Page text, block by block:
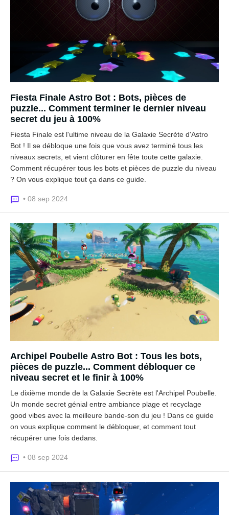
Fiesta Finale Astro Bot : Bots, pièces de
puzzle... Comment terminer le dernier niveau
secret du jeu à 100%
Fiesta Finale est l'ultime niveau de la Galaxie Secrète d'Astro
Bot ! Il se débloque une fois que vous avez terminé tous les
niveaux secrets, et vient clôturer en fête toute cette galaxie.
Comment récupérer tous les bots et pièces de puzzle du niveau
? On vous explique tout ça dans ce guide.
• 08 sep 2024
Archipel Poubelle Astro Bot : Tous les bots,
pièces de puzzle... Comment débloquer ce
niveau secret et le finir à 100%
Le dixième monde de la Galaxie Secrète est l'Archipel Poubelle.
Un monde secret génial entre ambiance plage et recyclage
good vibes avec la meilleure bande-son du jeu ! Dans ce guide
on vous explique comment le débloquer, et comment tout
récupérer une fois dedans.
• 08 sep 2024